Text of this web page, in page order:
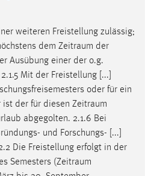
weiteren Freistellung zulässig;
dem Zeitraum der
Ausübung einer der o.g.
Mit der Freistellung [...]
oder für ein
ist der für diesen Zeitraum
abgegolten. 2.1.6 Bei
und Forschungs- [...]
Die Freistellung erfolgt in der
Semesters (Zeitraum